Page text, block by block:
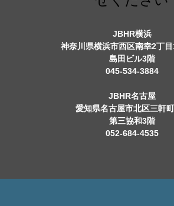
JBHR横浜
神奈川県横浜市西区南幸2丁
島田ビル3階
045-534-3884
JBHR名古屋
愛知県名古屋市北区三軒
第三協和3階
052-684-4535